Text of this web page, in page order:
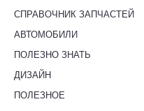
СПРАВОЧНИК ЗАПЧАСТЕЙ
АВТОМОБИЛИ
ПОЛЕЗНО ЗНАТЬ
ДИЗАЙН
ПОЛЕЗНОЕ